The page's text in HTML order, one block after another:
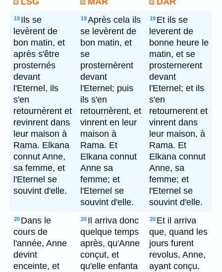
19 Ils se
levèrent de
bon matin, et
après s'être
prosternés
devant
l'Eternel, ils
s'en
retournèrent et
revinrent dans
leur maison à
Rama. Elkana
connut Anne,
sa femme, et
l'Eternel se
souvint d'elle.
19Après cela ils
se levèrent de
bon matin, et
se
prosternèrent
devant
l'Eternel; puis
ils s'en
retournèrent, et
vinrent en leur
maison à
Rama. Et
Elkana connut
Anne sa
femme; et
l'Eternel se
souvint d'elle.
19 Et ils se
leverent de
bonne heure le
matin, et se
prosternerent
devant
l'Eternel; et ils
s'en
retournerent et
vinrent dans
leur maison, à
Rama. Et
Elkana connut
Anne, sa
femme; et
l'Eternel se
souvint d'elle.
20 Dans le
cours de
l'année, Anne
devint
enceinte, et
20 Il arriva donc
quelque temps
après, qu'Anne
conçut, et
qu'elle enfanta
20 Et il arriva
que, quand les
jours furent
revolus, Anne,
ayant conçu,